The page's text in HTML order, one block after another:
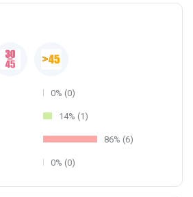
0% (0)
14% (1)
86% (6)
0% (0)